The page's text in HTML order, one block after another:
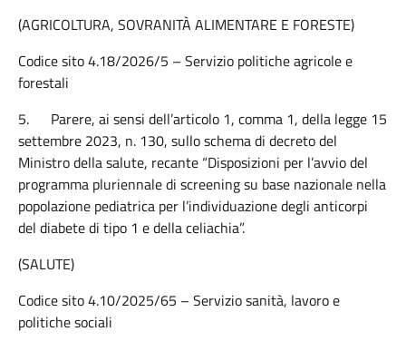
(AGRICOLTURA, SOVRANITÀ ALIMENTARE E FORESTE)
Codice sito 4.18/2026/5 – Servizio politiche agricole e
forestali
5. Parere, ai sensi dell’articolo 1, comma 1, della legge 15
settembre 2023, n. 130, sullo schema di decreto del
Ministro della salute, recante “Disposizioni per l’avvio del
programma pluriennale di screening su base nazionale nella
popolazione pediatrica per l’individuazione degli anticorpi
del diabete di tipo 1 e della celiachia”.
(SALUTE)
Codice sito 4.10/2025/65 – Servizio sanità, lavoro e
politiche sociali